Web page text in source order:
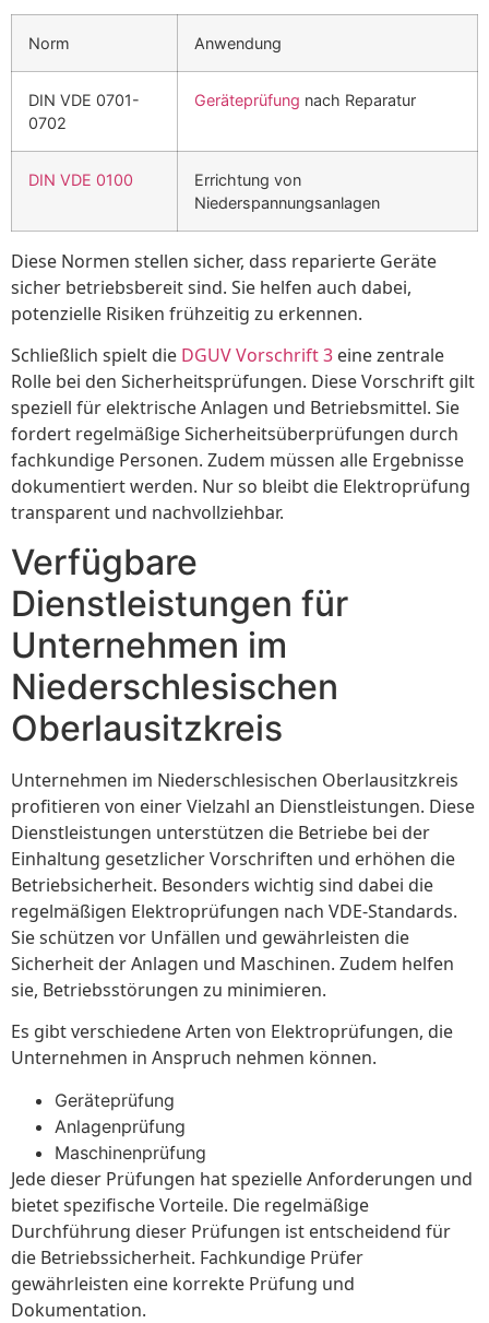
Norm Anwendung
DIN VDE 0701-
0702
Geräteprüfung nach Reparatur
DIN VDE 0100
Errichtung von
Niederspannungsanlagen
Diese Normen stellen sicher, dass reparierte Geräte
sicher betriebsbereit sind. Sie helfen auch dabei,
potenzielle Risiken frühzeitig zu erkennen.
Schließlich spielt die DGUV Vorschrift 3 eine zentrale
Rolle bei den Sicherheitsprüfungen. Diese Vorschrift gilt
speziell für elektrische Anlagen und Betriebsmittel. Sie
fordert regelmäßige Sicherheitsüberprüfungen durch
fachkundige Personen. Zudem müssen alle Ergebnisse
dokumentiert werden. Nur so bleibt die Elektroprüfung
transparent und nachvollziehbar.
Verfügbare
Dienstleistungen für
Unternehmen im
Niederschlesischen
Oberlausitzkreis
Unternehmen im Niederschlesischen Oberlausitzkreis
profitieren von einer Vielzahl an Dienstleistungen. Diese
Dienstleistungen unterstützen die Betriebe bei der
Einhaltung gesetzlicher Vorschriften und erhöhen die
Betriebsicherheit. Besonders wichtig sind dabei die
regelmäßigen Elektroprüfungen nach VDE-Standards.
Sie schützen vor Unfällen und gewährleisten die
Sicherheit der Anlagen und Maschinen. Zudem helfen
sie, Betriebsstörungen zu minimieren.
Es gibt verschiedene Arten von Elektroprüfungen, die
Unternehmen in Anspruch nehmen können.
Geräteprüfung
Anlagenprüfung
Maschinenprüfung
Jede dieser Prüfungen hat spezielle Anforderungen und
bietet spezifische Vorteile. Die regelmäßige
Durchführung dieser Prüfungen ist entscheidend für
die Betriebssicherheit. Fachkundige Prüfer
gewährleisten eine korrekte Prüfung und
Dokumentation.